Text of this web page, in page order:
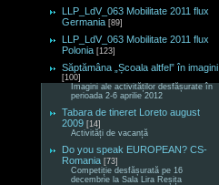
LLP_LdV_063 Mobilitate 2011 flux
Germania [89]
LLP_LdV_063 Mobilitate 2011 flux
Polonia [123]
Săptămâna „Școala altfel” în imagini
[100]
Imagini ale activităților desfășurate în
perioada 2-6 aprilie 2012
Tabara de tineret Loreto august
2009 [14]
Activități de vacanță
Do you speak EUROPEAN? CS-
Romania [73]
Competiție desfășurată pe 16
decembrie la Sala Lira Reșița